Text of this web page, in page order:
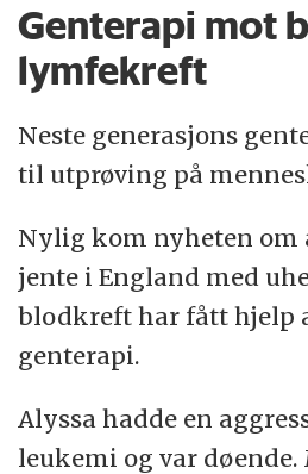
Genterapi mot
lymfekreft
Neste generasjons
til utprøving på
Nylig kom nyheten om
jente i England med
blodkreft har fått hjelp
genterapi.
Alyssa hadde en
leukemi og var døende.